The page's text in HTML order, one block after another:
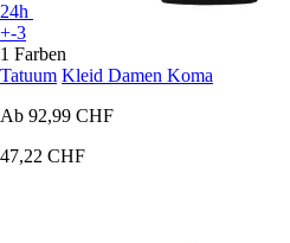
24h
+-3
1 Farben
Tatuum Kleid Damen Koma
Ab 92,99 CHF
47,22 CHF